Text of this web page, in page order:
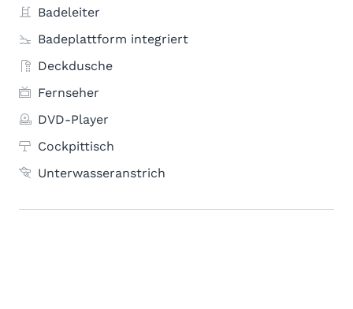
Badeleiter
Badeplattform integriert
Deckdusche
Fernseher
DVD-Player
Cockpittisch
Unterwasseranstrich